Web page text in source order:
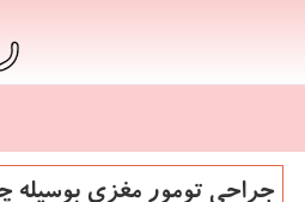
جراحی تومور مغزی بوسیله